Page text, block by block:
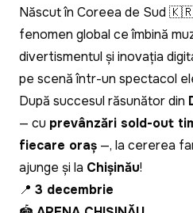
Născut în Coreea de Sud
fenomen global ce îmbină
divertismentul și inovația
pe scenă într-un spectacol
După succesul răsunător din
— cu prevânzări sold-out
fiecare oraș —, la cererea
ajunge și la Chișinău!
📍 3 decembrie